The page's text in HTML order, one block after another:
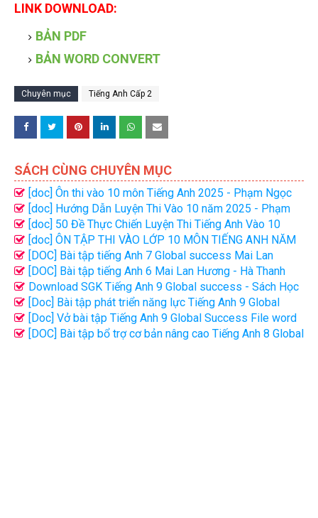
LINK DOWNLOAD:
BẢN PDF
BẢN WORD CONVERT
Chuyên mục Tiếng Anh Cấp 2
SÁCH CÙNG CHUYÊN MỤC
[doc] Ôn thi vào 10 môn Tiếng Anh 2025 - Phạm Ngọc
Tuấn File word
[doc] Hướng Dẫn Luyện Thi Vào 10 năm 2025 - Phạm
Thị Mai Phương
[doc] 50 Đề Thực Chiến Luyện Thi Tiếng Anh Vào 10
năm 2025 - Bùi Văn Vinh
[doc] ÔN TẬP THI VÀO LỚP 10 MÔN TIẾNG ANH NĂM
2025-2026 NGUYỄN THỊ CHI
[DOC] Bài tập tiếng Anh 7 Global success Mai Lan
Hương - Hà Thanh Uyên file word có đáp án
[DOC] Bài tập tiếng Anh 6 Mai Lan Hương - Hà Thanh
Uyên (tập 2)
Download SGK Tiếng Anh 9 Global success - Sách Học
Sinh Bản đẹp | PDF
[Doc] Bài tập phát triển năng lực Tiếng Anh 9 Global
Success file word có đáp án
[Doc] Vở bài tập Tiếng Anh 9 Global Success File word
có đáp án
[DOC] Bài tập bổ trợ cơ bản nâng cao Tiếng Anh 8 Global